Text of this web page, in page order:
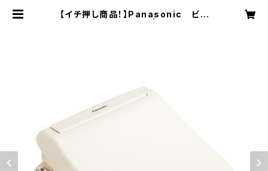
【イチ押し商品！】Panasonic ビュ